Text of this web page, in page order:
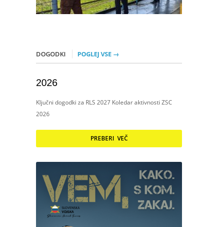
DOGODKI POGLEJ VSE →
2026
Ključni dogodki za RLS 2027 Koledar aktivnosti ZSC
2026
PREBERI VEČ